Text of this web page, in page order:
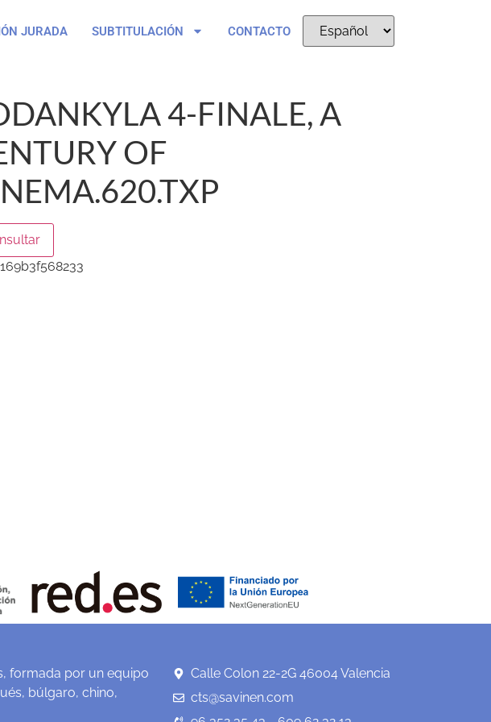
JURADA SUBTITULACIÓN CONTACTO
4-FINALE, A
OF
169b3f568233
formada por un equipo
búlgaro, chino,
Calle Colon 22-2G 46004 Valencia
cts@savinen.com